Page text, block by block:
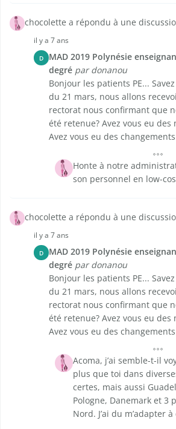
chocolette a répondu à une
il y a 7 ans
D
MAD 2019 Polynésie
degré par donanou
Bonjour les patients PE...
du 21 mars, nous allons
rectorat nous confirmant que
été retenue? Avez vous eu des
Avez vous eu des
Honte à notre
son personnel en low-
chocolette a répondu à une
il y a 7 ans
D
MAD 2019 Polynésie
degré par donanou
Bonjour les patients PE...
du 21 mars, nous allons
rectorat nous confirmant que
été retenue? Avez vous eu des
Avez vous eu des
Acoma, j’ai semble-t-il
plus que toi dans
certes, mais aussi
Pologne, Danemark et 3
Nord. J’ai du m’adapter à